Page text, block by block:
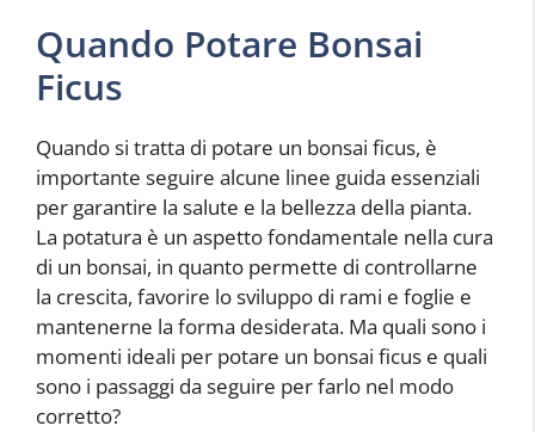
Quando Potare Bonsai
Ficus
Quando si tratta di potare un bonsai ficus, è
importante seguire alcune linee guida essenziali
per garantire la salute e la bellezza della pianta.
La potatura è un aspetto fondamentale nella cura
di un bonsai, in quanto permette di controllarne
la crescita, favorire lo sviluppo di rami e foglie e
mantenerne la forma desiderata. Ma quali sono i
momenti ideali per potare un bonsai ficus e quali
sono i passaggi da seguire per farlo nel modo
corretto?